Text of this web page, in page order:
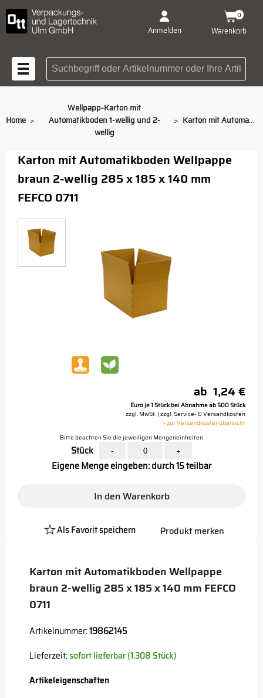
Anmelden Warenkorb
0
Suchbegriff oder
Home >
Wellpapp-Karton mit
Automatikboden 1-wellig und 2-
wellig
> Karton mit Automatikboden 285 x 185 x 140 mm
Karton mit Automatikboden Wellpappe
braun 2-wellig 285 x 185 x 140 mm FEFCO
0711
Artikelnummer:19862145
Lieferzeit:sofort lieferbar (1.308 Stück)
Artikeleigenschaften
Karton mit Automatikboden Wellpappe
braun 2-wellig 285 x 185 x 140 mm
FEFCO 0711
ab 1,24 €
Euro je 1 Stück bei Abnahme ab 500 Stück
zzgl. MwSt. | zzgl. Service- & Versandkosten
> zur Versandkostenübersicht
Bitte beachten Sie die jeweiligen Mengeneinheiten
Stück - +
Eigene Menge eingeben: durch 15 teilbar
In den Warenkorb
Als Favorit speichern
Platzhalter
Produkt merken